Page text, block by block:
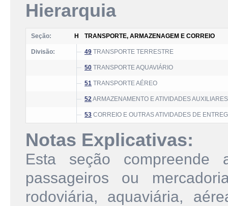
Hierarquia
Seção: H TRANSPORTE, ARMAZENAGEM E CORREIO
Divisão: 49 TRANSPORTE TERRESTRE
50 TRANSPORTE AQUAVIÁRIO
51 TRANSPORTE AÉREO
52ARMAZENAMENTO E ATIVIDADES
53 CORREIO E OUTRAS ATIVIDADES DE
Notas Explicativas:
Esta seção compreende
passageiros ou
rodoviária, aquaviária,